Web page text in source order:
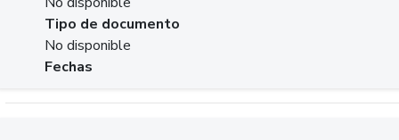
Tipo de documento
No disponible
Fechas